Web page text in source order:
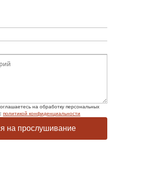
на обработку персональных
политикой конфиденциальности
на прослушивание